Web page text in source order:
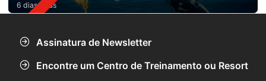
6 dias atrás
Assinatura de Newsletter
Encontre um Centro de Treinamento ou Resort